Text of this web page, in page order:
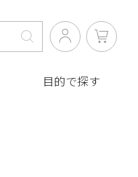
目的で探す